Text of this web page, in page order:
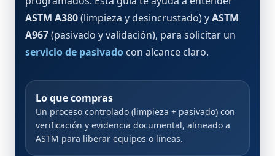
ASTM A380(limpieza y desincrustado) yASTM
A967(pasivado y validación), para solicitar un
servicio de pasivado con alcance claro.
Lo que compras
Un proceso controlado (limpieza + pasivado) con
verificación y evidencia documental, alineado a
ASTM para liberar equipos o líneas.